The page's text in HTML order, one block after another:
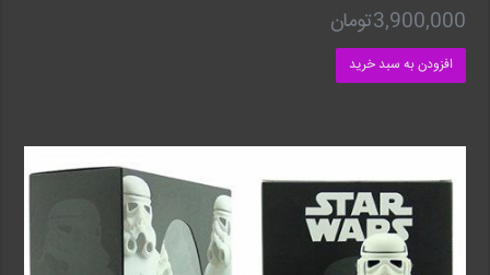
3,900,000تومان
افزودن به سبد خرید